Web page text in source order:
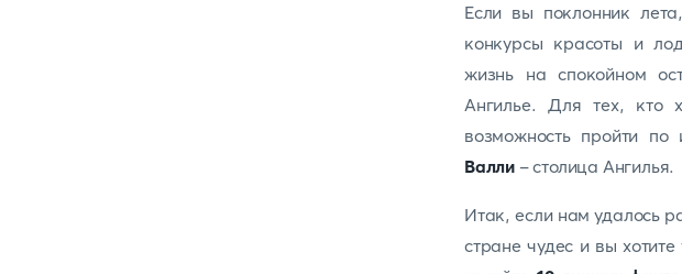
Если вы поклонник
конкурсы красоты и
жизнь на спокойном
Ангилье. Для тех, кто
возможность пройти по
Валли - столица Ангилья.
Итак, если нам удалось
стране чудес и вы